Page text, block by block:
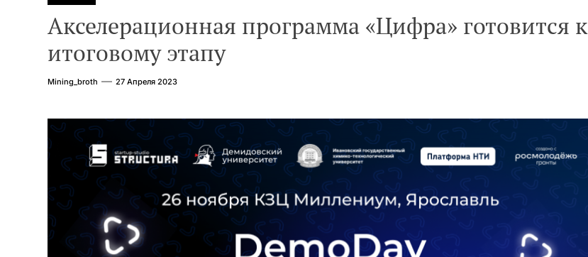
Акселерационная программа «Цифра» готовится к
итоговому этапу
Mining_broth 27 Апреля 2023